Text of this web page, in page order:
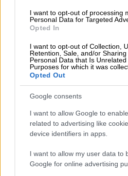
I want to opt-out of processing
Personal Data for Targeted
Opted In
I want to opt-out of Collection,
Retention, Sale, and/or
Personal Data that Is
Purposes for which it was
Opted Out
Google consents
I want to allow Google to
related to advertising like
device identifiers in apps.
I want to allow my user data to
Google for online advertising
Δικαιωμάτων αναφέρθηκε
εκρήξεις» που συντάραξαν
επαρχία Ντεράα,»,
«ισραηλινά αεροπορικά
«Ηκλιμάκωσηαυτή
παραβίαση της συριακής
κι επιδεινώνει τις
ενώ έχουμε περισσότερο
κατευνασμό και ειρηνικές
αντίδραση του
de facto αρχών στη